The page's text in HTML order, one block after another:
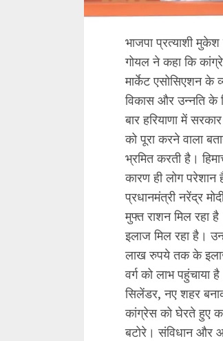
भाजपा प्रत्याशी
गोयल ने कहा कि
मार्केट एसोसिएशन के
विकास और उन्नति के
बार हरियाणा में
को पूरा करने वाला
भ्रमित करती है।
कारण ही लोग परेशान
प्रधानमंत्री नरेंद्र
मुफ्त राशन मिल रहा
इलाज मिल रहा है।
लाख रुपये तक के
वर्ग को लाभ
सिलेंडर, नए शहर
कांग्रेस को घेरते हुए
बटोरे। संविधान और